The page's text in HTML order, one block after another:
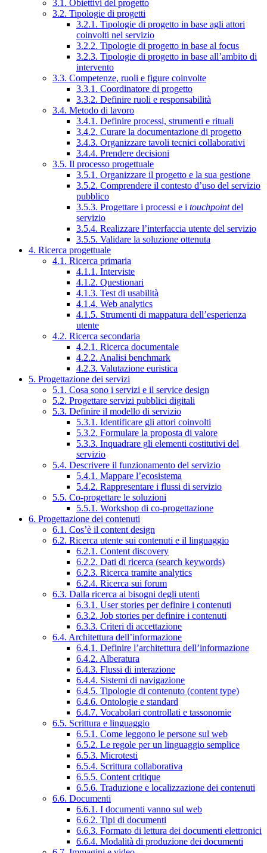
3.1. Obiettivi del progetto
3.2. Tipologie di progetti
3.2.1. Tipologie di progetto in base agli attori
coinvolti nel servizio
3.2.2. Tipologie di progetto in base al focus
3.2.3. Tipologie di progetto in base all’ambito di
intervento
3.3. Competenze, ruoli e figure coinvolte
3.3.1. Coordinatore di progetto
3.3.2. Definire ruoli e responsabilità
3.4. Metodo di lavoro
3.4.1. Definire processi, strumenti e rituali
3.4.2. Curare la documentazione di progetto
3.4.3. Organizzare tavoli tecnici collaborativi
3.4.4. Prendere decisioni
3.5. Il processo progettuale
3.5.1. Organizzare il progetto e la sua gestione
3.5.2. Comprendere il contesto d’uso del servizio
pubblico
3.5.3. Progettare i processi e i touchpointdel
servizio
3.5.4. Realizzare l’interfaccia utente del servizio
3.5.5. Validare la soluzione ottenuta
4. Ricerca progettuale
4.1. Ricerca primaria
4.1.1. Interviste
4.1.2. Questionari
4.1.3. Test di usabilità
4.1.4. Web analytics
4.1.5. Strumenti di mappatura dell’esperienza
utente
4.2. Ricerca secondaria
4.2.1. Ricerca documentale
4.2.2. Analisi benchmark
4.2.3. Valutazione euristica
5. Progettazione dei servizi
5.1. Cosa sono i servizi e il service design
5.2. Progettare servizi pubblici digitali
5.3. Definire il modello di servizio
5.3.1. Identificare gli attori coinvolti
5.3.2. Formulare la proposta di valore
5.3.3. Inquadrare gli elementi costitutivi del
servizio
5.4. Descrivere il funzionamento del servizio
5.4.1. Mappare l’ecosistema
5.4.2. Rappresentare i flussi di servizio
5.5. Co-progettare le soluzioni
5.5.1. Workshop di co-progettazione
6. Progettazione dei contenuti
6.1. Cos’è il content design
6.2. Ricerca utente sui contenuti e il linguaggio
6.2.1. Content discovery
6.2.2. Dati di ricerca (search keywords)
6.2.3. Ricerca tramite analytics
6.2.4. Ricerca sui forum
6.3. Dalla ricerca ai bisogni degli utenti
6.3.1. User stories per definire i contenuti
6.3.2. Job stories per definire i contenuti
6.3.3. Criteri di accettazione
6.4. Architettura dell’informazione
6.4.1. Definire l’architettura dell’informazione
6.4.2. Alberatura
6.4.3. Flussi di interazione
6.4.4. Sistemi di navigazione
6.4.5. Tipologie di contenuto (content type)
6.4.6. Ontologie e standard
6.4.7. Vocabolari controllati e tassonomie
6.5. Scrittura e linguaggio
6.5.1. Come leggono le persone sul web
6.5.2. Le regole per un linguaggio semplice
6.5.3. Microtesti
6.5.4. Scrittura collaborativa
6.5.5. Content critique
6.5.6. Traduzione e localizzazione dei contenuti
6.6. Documenti
6.6.1. I documenti vanno sul web
6.6.2. Tipi di documenti
6.6.3. Formato di lettura dei documenti elettronici
6.6.4. Modalità di produzione dei documenti